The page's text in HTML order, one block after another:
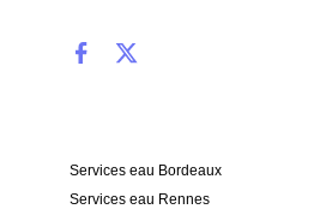
Services eau Bordeaux
Services eau Rennes